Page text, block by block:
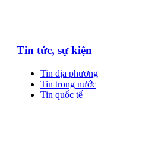
Tin tức, sự kiện
Tin địa phương
Tin trong nước
Tin quốc tế